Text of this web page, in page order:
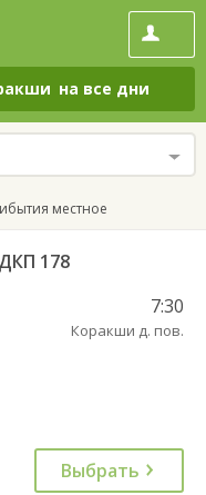
на все дни
местное
178
7:30
Коракши д. пов.
Выбрать